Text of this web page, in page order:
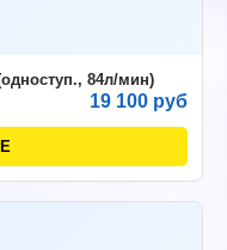
84л/мин)
19 100 руб